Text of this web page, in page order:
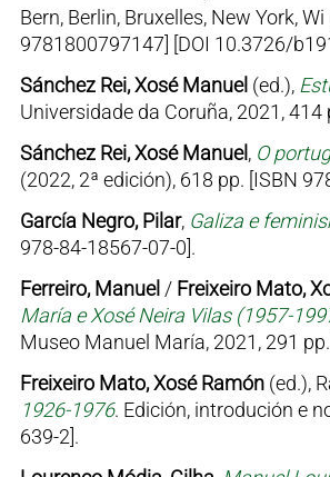
Bern, Berlin, Bruxelles, New York,
9781800797147] [DOI 10.3726/
Sánchez Rei, Xosé Manuel (ed.),
Universidade da Coruña, 2021,
Sánchez Rei, Xosé Manuel, O
(2022, 2ª edición), 618 pp. [ISBN
García Negro, Pilar, Galiza e
978-84-18567-07-0].
Ferreiro, Manuel / Freixeiro Mato,
María e Xosé Neira Vilas (1957-
Museo Manuel María, 2021, 291
Freixeiro Mato, Xosé Ramón(ed.),
1926-1976. Edición, introdución e
639-2].